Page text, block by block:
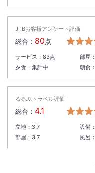
JTBお客様アンケート評価
総合： 80点
サービス： 83点 部屋：
夕食： 集計中 朝食：
るるぶトラベル評価
総合： 4.1
立地： 3.7 設備：
部屋： 3.7 風呂：